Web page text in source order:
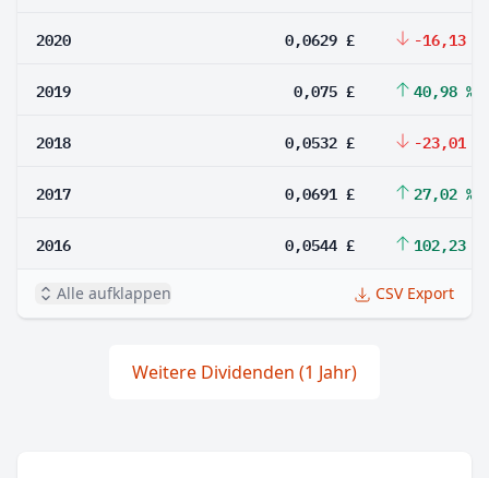
2020 0,0629 £ -16,13 %
2019 0,075 £ 40,98 %
2018 0,0532 £ -23,01 %
2017 0,0691 £ 27,02 %
2016 0,0544 £ 102,23 %
Alle aufklappen CSV Export
Weitere Dividenden (1 Jahr)